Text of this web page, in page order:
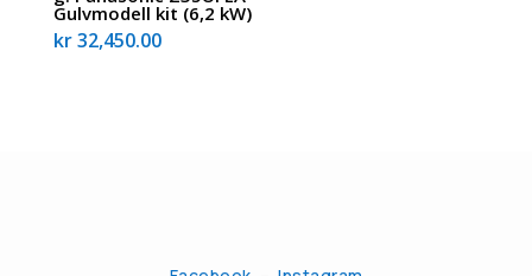
Gulvmodell kit (6,2 kW)
kr32,450.00